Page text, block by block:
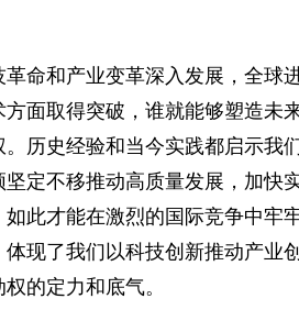
命和产业变革深入发展，全球
面取得突破，谁就能够塑造未
历史经验和当今实践都启示我
定不移推动高质量发展，加快
此才能在激烈的国际竞争中牢
现了我们以科技创新推动产业
的定力和底气。